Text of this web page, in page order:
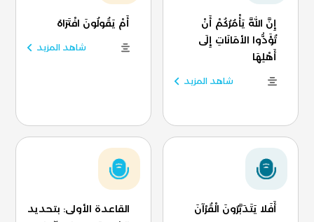
إِنَّ اللَّهَ يَأْمُرُكُمْ أَنْ
تُؤَدُّوا الأمَانَاتِ إِلَى
أَهْلِهَا
شاهد المزيد
أَمْ يَقُولُونَ افْتَرَاهُ
شاهد المزيد
أَفَلا يَتَدَبَّرُونَ الْقُرْآنَ
القاعدة الأولى: بتحديد